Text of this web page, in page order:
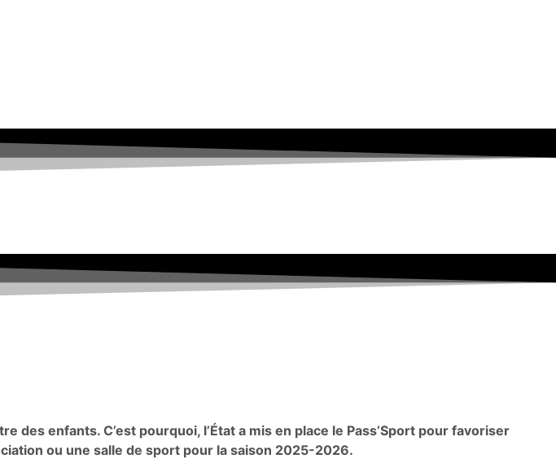
enfants. C’est pourquoi, l’État a mis en place le Pass’Sport pour favoriser
ou une salle de sport pour la saison 2025-2026.